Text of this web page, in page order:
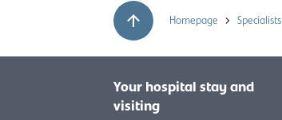
Homepage Specialists
Your hospital stay and
visiting